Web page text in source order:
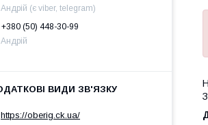
Андрій (є viber, telegram)
+380 (50) 448-30-99
Андрій
https://oberig.ck.ua/